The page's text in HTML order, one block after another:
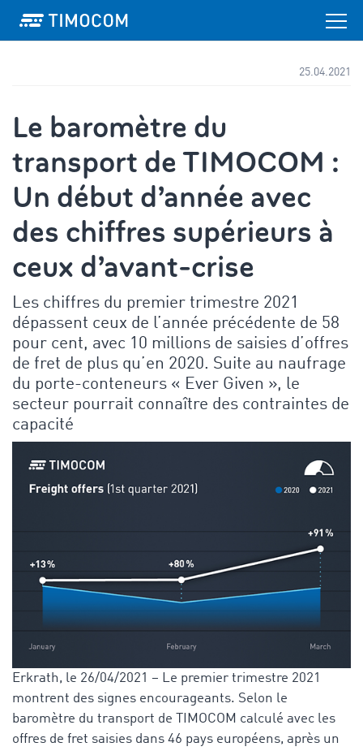
25.04.2021
Le baromètre du
transport de TIMOCOM :
Un début d’année avec
des chiffres supérieurs à
ceux d’avant-crise
Les chiffres du premier trimestre 2021
dépassent ceux de l’année précédente de 58
pour cent, avec 10 millions de saisies d’offres
de fret de plus qu’en 2020. Suite au naufrage
du porte-conteneurs « Ever Given », le
secteur pourrait connaître des contraintes de
capacité
Erkrath, le 26/04/2021 – Le premier trimestre 2021
montrent des signes encourageants. Selon le
baromètre du transport de TIMOCOM calculé avec les
offres de fret saisies dans 46 pays européens, après un